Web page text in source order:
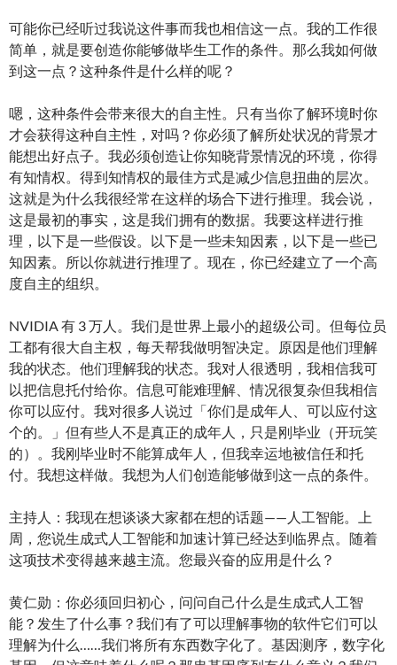
可能你已经听过我说这件事而我也相信这一点。我的工作很
简单，就是要创造你能够做毕生工作的条件。那么我如何做
到这一点？这种条件是什么样的呢？
嗯，这种条件会带来很大的自主性。只有当你了解环境时你
才会获得这种自主性，对吗？你必须了解所处状况的背景才
能想出好点子。我必须创造让你知晓背景情况的环境，你得
有知情权。得到知情权的最佳方式是减少信息扭曲的层次。
这就是为什么我很经常在这样的场合下进行推理。我会说，
这是最初的事实，这是我们拥有的数据。我要这样进行推
理，以下是一些假设。以下是一些未知因素，以下是一些已
知因素。所以你就进行推理了。现在，你已经建立了一个高
度自主的组织。
NVIDIA 有 3 万人。我们是世界上最小的超级公司。但每位员
工都有很大自主权，每天帮我做明智决定。原因是他们理解
我的状态。他们理解我的状态。我对人很透明，我相信我可
以把信息托付给你。信息可能难理解、情况很复杂但我相信
你可以应付。我对很多人说过「你们是成年人、可以应付这
个的。」但有些人不是真正的成年人，只是刚毕业（开玩笑
的）。我刚毕业时不能算成年人，但我幸运地被信任和托
付。我想这样做。我想为人们创造能够做到这一点的条件。
主持人：我现在想谈谈大家都在想的话题——人工智能。上
周，您说生成式人工智能和加速计算已经达到临界点。随着
这项技术变得越来越主流。您最兴奋的应用是什么？
黄仁勋：你必须回归初心，问问自己什么是生成式人工智
能？发生了什么事？我们有了可以理解事物的软件它们可以
理解为什么……我们将所有东西数字化了。基因测序，数字化